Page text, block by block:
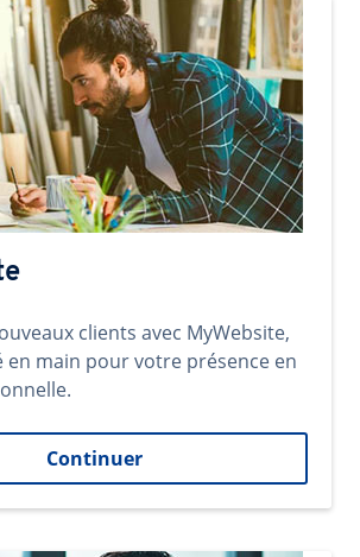
clients avec MyWebsite,
en main pour votre présence en
Continuer